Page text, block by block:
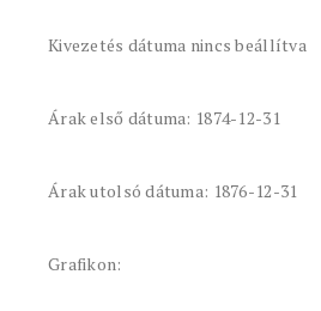
Kivezetés dátuma nincs beállítva
Árak első dátuma: 1874-12-31
Árak utolsó dátuma: 1876-12-31
Grafikon: